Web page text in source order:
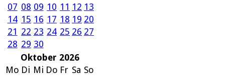
07 08 09 10 11 12 13
14 15 16 17 18 19 20
21 22 23 24 25 26 27
28 29 30
Oktober 2026
Mo Di Mi Do Fr Sa So